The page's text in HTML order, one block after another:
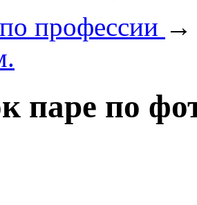
профеcсии
паре по